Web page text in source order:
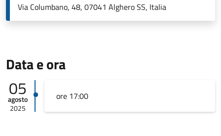
Via Columbano, 48, 07041 Alghero SS, Italia
Data e ora
05
agosto
2025
ore 17:00